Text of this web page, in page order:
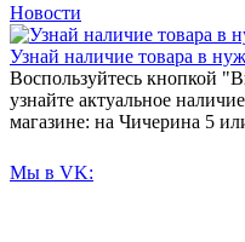
Новости
Узнай наличие товара в
Воспользуйтесь кнопкой
узнайте актуальное
магазине: на Чичерина 5
Мы в VK: